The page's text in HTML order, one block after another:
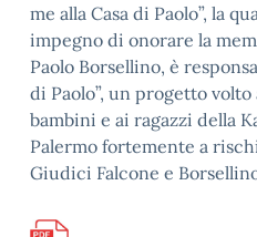
me alla Casa di Paolo”, la
impegno di onorare la
Paolo Borsellino, è
di Paolo”, un progetto
bambini e ai ragazzi della
Palermo fortemente a
Giudici Falcone e